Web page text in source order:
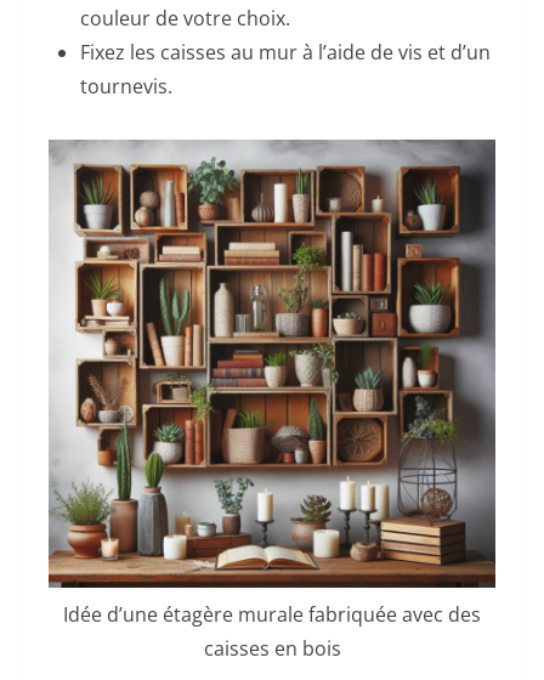
couleur de votre choix.
Fixez les caisses au mur à l’aide de vis et d’un
tournevis.
Idée d’une étagère murale fabriquée avec des
caisses en bois